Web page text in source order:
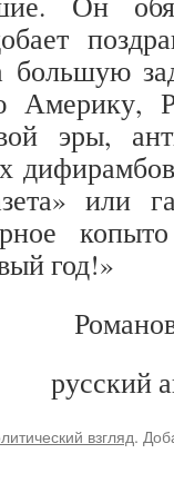
большую
Америку,
эры,
или
год!»
русский
взгляд.